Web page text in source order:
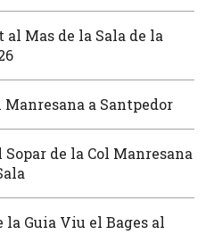
Mas de la Sala de la
Manresana a Santpedor
de la Col Manresana
la Guia Viu el Bages al